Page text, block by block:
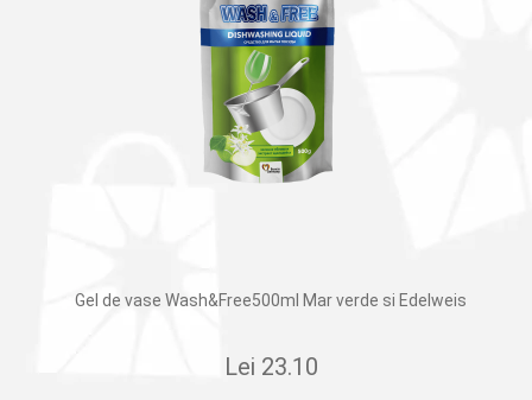
Gel de vase Wash&Free500ml Mar verde si Edelweis
Lei 23.10